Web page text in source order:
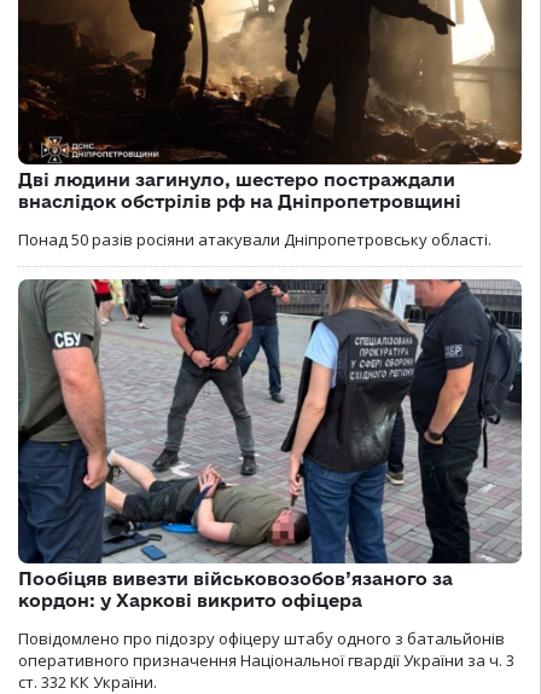
Дві людини загинуло, шестеро постраждали
внаслідок обстрілів рф на Дніпропетровщині
Понад 50 разів росіяни атакували Дніпропетровську області.
Пообіцяв вивезти військовозобов’язаного за
кордон: у Харкові викрито офіцера
Повідомлено про підозру офіцеру штабу одного з батальйонів
оперативного призначення Національної гвардії України за ч. 3
ст. 332 КК України.